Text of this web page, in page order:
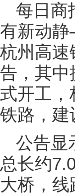
每日商
有新动
杭州高速
告，其中
式开工
铁路，建
公告显
总长约
大桥，